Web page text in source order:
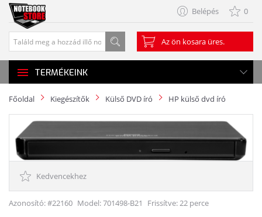
Belépés 0
Az ön kosara üres.
TERMÉKEINK
Főoldal Kiegészítők Külső DVD író HP külső dvd író
Kedvencekhez
Azonosító: #22160 Model:701498-B21 Frissítve: 22 perce